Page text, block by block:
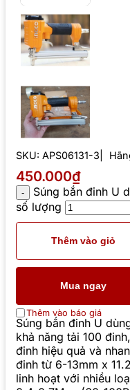
SKU: APS06131-3
450.000₫
Súng bắn đinh U
số lượng
Thêm vào giỏ
Mua ngay
Thêm vào báo giá
Súng bắn đinh U
khả năng tải 100
đinh hiệu quả và
đinh từ 6-13mm x
linh hoạt với nhiều